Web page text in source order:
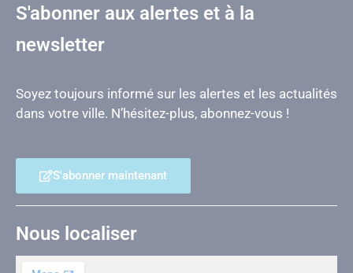
S'abonner aux alertes et à la
newsletter
Soyez toujours informé sur les alertes et les actualités
dans votre ville. N’hésitez-plus, abonnez-vous !
S'abonner maintenant
Nous localiser